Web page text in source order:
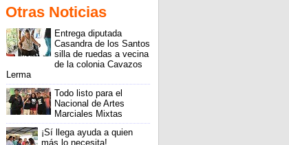
Otras Noticias
Entrega diputada
Casandra de los Santos
silla de ruedas a vecina
de la colonia Cavazos
Lerma
Todo listo para el
Nacional de Artes
Marciales Mixtas
¡Sí llega ayuda a quien
más lo necesita!